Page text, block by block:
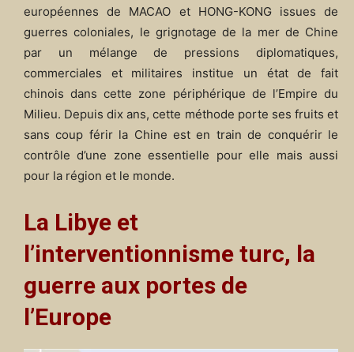
européennes de MACAO et HONG-KONG issues de
guerres coloniales, le grignotage de la mer de Chine
par un mélange de pressions diplomatiques,
commerciales et militaires institue un état de fait
chinois dans cette zone périphérique de l’Empire du
Milieu. Depuis dix ans, cette méthode porte ses fruits et
sans coup férir la Chine est en train de conquérir le
contrôle d’une zone essentielle pour elle mais aussi
pour la région et le monde.
La Libye et
l’interventionnisme turc, la
guerre aux portes de
l’Europe